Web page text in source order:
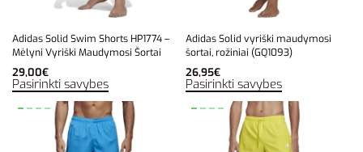
Adidas Solid Swim Shorts HP1774 –
Mėlyni Vyriški Maudymosi Šortai
29,00€
Pasirinkti savybes
Adidas Solid vyriški maudymosi
šortai, rožiniai (GQ1093)
26,95€
Pasirinkti savybes